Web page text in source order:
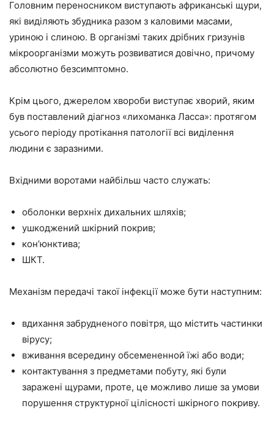
Головним переносником виступають африканські щури,
які виділяють збудника разом з каловими масами,
уриною і слиною. В організмі таких дрібних гризунів
мікроорганізми можуть розвиватися довічно, причому
абсолютно безсимптомно.
Крім цього, джерелом хвороби виступає хворий, яким
був поставлений діагноз «лихоманка Ласса»: протягом
усього періоду протікання патології всі виділення
людини є заразними.
Вхідними воротами найбільш часто служать:
оболонки верхніх дихальних шляхів;
ушкоджений шкірний покрив;
кон’юнктива;
ШКТ.
Механізм передачі такої інфекції може бути наступним:
вдихання забрудненого повітря, що містить частинки
вірусу;
вживання всередину обсемененной їжі або води;
контактування з предметами побуту, які були
заражені щурами, проте, це можливо лише за умови
порушення структурної цілісності шкірного покриву.